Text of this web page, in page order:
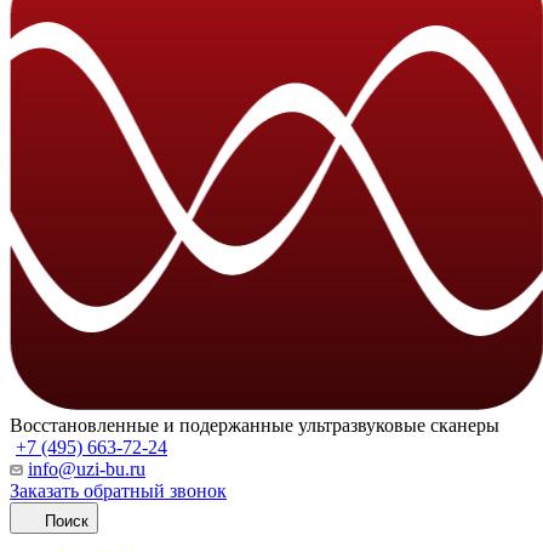
Восстановленные и подержанные ультразвуковые сканеры
+7 (495) 663-72-24
info@uzi-bu.ru
Заказать обратный звонок
Поиск